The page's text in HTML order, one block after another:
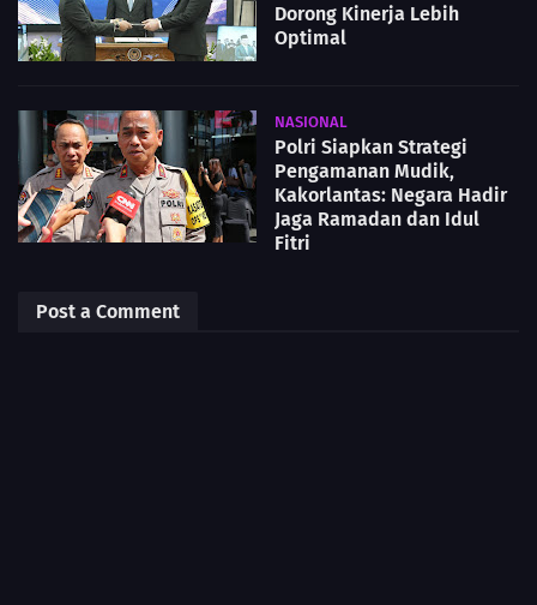
Dorong Kinerja Lebih
Optimal
NASIONAL
Polri Siapkan Strategi
Pengamanan Mudik,
Kakorlantas: Negara Hadir
Jaga Ramadan dan Idul
Fitri
Post a Comment